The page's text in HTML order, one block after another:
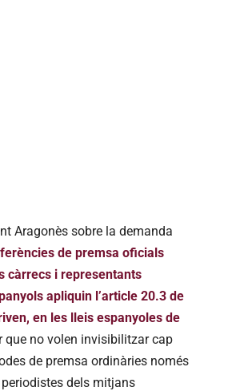
Aragonès sobre la demanda
de premsa oficials
càrrecs i representants
apliquin l’article 20.3 de
en les lleis espanyoles de
que no volen invisibilitzar cap
de premsa ordinàries només
dels mitjans